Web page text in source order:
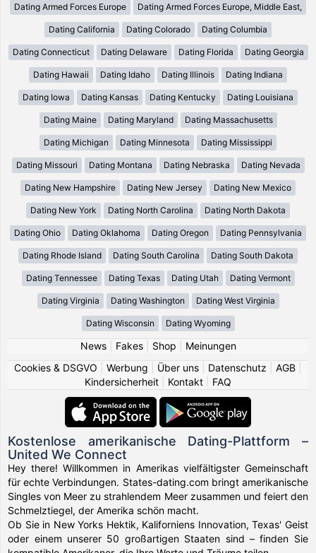
Dating Armed Forces Europe Dating Armed Forces Europe, Middle East,
Dating California Dating Colorado Dating Columbia
Dating Connecticut Dating Delaware Dating Florida Dating Georgia
Dating Hawaii Dating Idaho Dating Illinois Dating Indiana
Dating Iowa Dating Kansas Dating Kentucky Dating Louisiana
Dating Maine Dating Maryland Dating Massachusetts
Dating Michigan Dating Minnesota Dating Mississippi
Dating Missouri Dating Montana Dating Nebraska Dating Nevada
Dating New Hampshire Dating New Jersey Dating New Mexico
Dating New York Dating North Carolina Dating North Dakota
Dating Ohio Dating Oklahoma Dating Oregon Dating Pennsylvania
Dating Rhode Island Dating South Carolina Dating South Dakota
Dating Tennessee Dating Texas Dating Utah Dating Vermont
Dating Virginia Dating Washington Dating West Virginia
Dating Wisconsin Dating Wyoming
News| Fakes| Shop
Meinungen
Cookies & DSGVO
Werbung Über uns Datenschutz AGB
Kindersicherheit
Kontakt FAQ
Kostenlose amerikanische Dating-Plattform –
United We Connect
Hey there! Willkommen in Amerikas vielfältigster Gemeinschaft
für echte Verbindungen. States-dating.com bringt amerikanische
Singles von Meer zu strahlendem Meer zusammen und feiert den
Schmelztiegel, der Amerika schön macht.
Ob Sie in New Yorks Hektik, Kaliforniens Innovation, Texas' Geist
oder einem unserer 50 großartigen Staaten sind – finden Sie